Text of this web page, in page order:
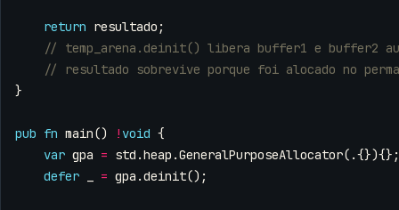
return resultado ;
}
pub fn main() ! void {
var gpa = std .heap .GeneralPurposeAllocator(.{}){};
defer
= gpa .deinit();